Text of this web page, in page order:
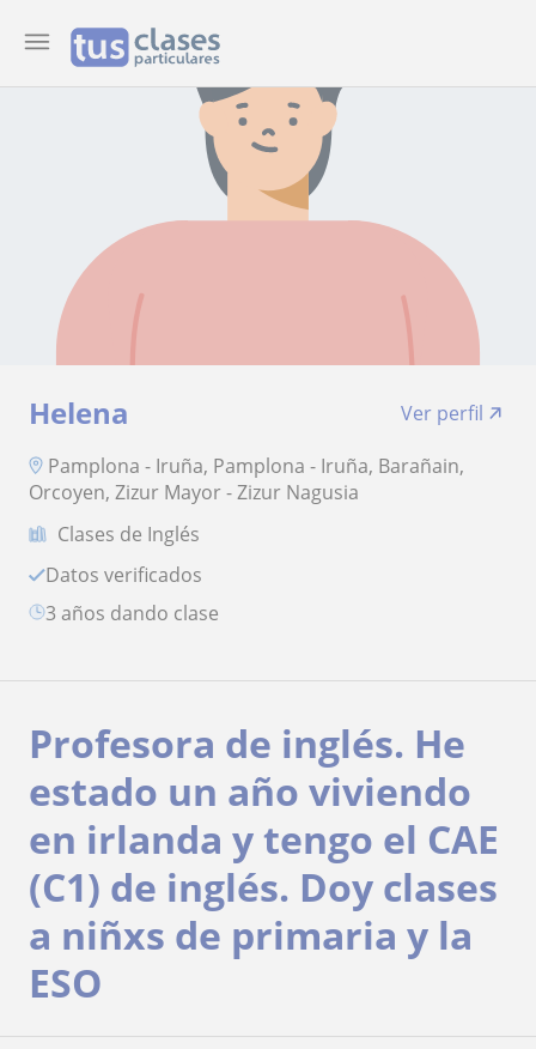
Helena
Ver perfil
Pamplona - Iruña, Pamplona - Iruña, Barañain,
Orcoyen, Zizur Mayor - Zizur Nagusia
Clases de Inglés
Datos verificados
3 años dando clase
Profesora de inglés. He
estado un año viviendo
en irlanda y tengo el CAE
(C1) de inglés. Doy clases
a niñxs de primaria y la
ESO